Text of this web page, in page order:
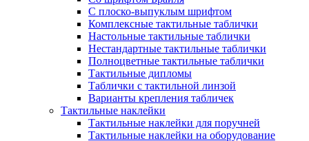
С плоско-выпуклым шрифтом
Комплексные тактильные таблички
Настольные тактильные таблички
Нестандартные тактильные таблички
Полноцветные тактильные таблички
Тактильные дипломы
Таблички с тактильной линзой
Варианты крепления табличек
Тактильные наклейки
Тактильные наклейки для поручней
Тактильные наклейки на оборудование